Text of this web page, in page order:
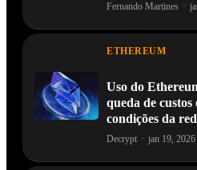
Fernando Martines ·
ETHEREUM
Uso do
queda de
condições da
Decrypt · jan 19, 2026